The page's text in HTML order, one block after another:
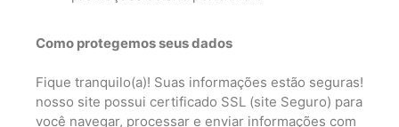
Como protegemos seus dados
Fique tranquilo(a)! Suas informações estão seguras!
nosso site possui certificado SSL (site Seguro) para
você navegar, processar e enviar informações com